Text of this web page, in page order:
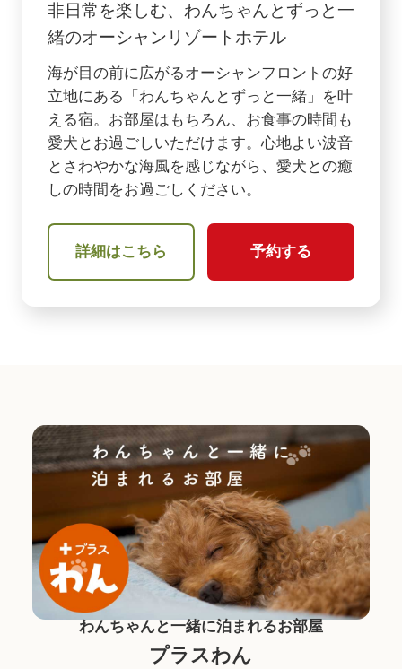
非日常を楽しむ、わんちゃんとずっと一
緒のオーシャンリゾートホテル
海が目の前に広がるオーシャンフロントの好
立地にある「わんちゃんとずっと一緒」を叶
える宿。お部屋はもちろん、お食事の時間も
愛犬とお過ごしいただけます。心地よい波音
とさわやかな海風を感じながら、愛犬との癒
しの時間をお過ごしください。
詳細はこちら 予約する
わんちゃんと一緒に泊まれるお部屋
プラスわん